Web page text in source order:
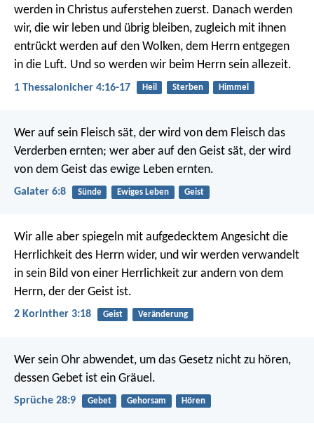
werden in Christus auferstehen zuerst. Danach werden
wir, die wir leben und übrig bleiben, zugleich mit ihnen
entrückt werden auf den Wolken, dem Herrn entgegen
in die Luft. Und so werden wir beim Herrn sein allezeit.
1 Thessalonicher 4:16-17 Heil Sterben Himmel
Wer auf sein Fleisch sät, der wird von dem Fleisch das
Verderben ernten; wer aber auf den Geist sät, der wird
von dem Geist das ewige Leben ernten.
Galater 6:8 Sünde Ewiges Leben Geist
Wir alle aber spiegeln mit aufgedecktem Angesicht die
Herrlichkeit des Herrn wider, und wir werden verwandelt
in sein Bild von einer Herrlichkeit zur andern von dem
Herrn, der der Geist ist.
2 Korinther 3:18 Geist Veränderung
Wer sein Ohr abwendet, um das Gesetz nicht zu hören,
dessen Gebet ist ein Gräuel.
Sprüche 28:9 Gebet Gehorsam Hören